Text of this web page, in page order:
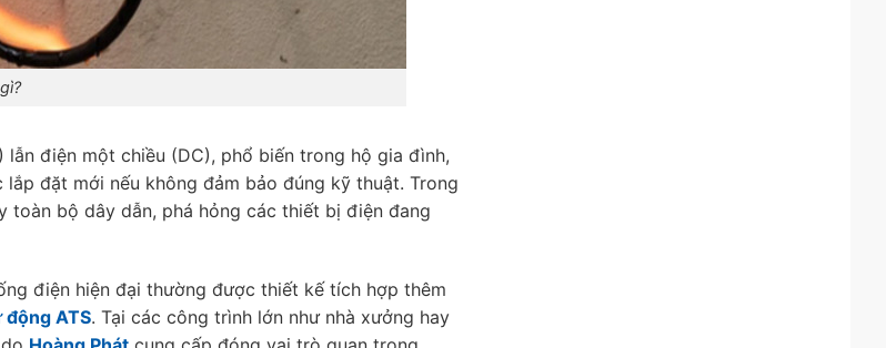
điện một chiều (DC), phổ biến trong hộ gia đình,
đặt mới nếu không đảm bảo đúng kỹ thuật. Trong
toàn bộ dây dẫn, phá hỏng các thiết bị điện đang
điện hiện đại thường được thiết kế tích hợp thêm
ATS. Tại các công trình lớn như nhà xưởng hay